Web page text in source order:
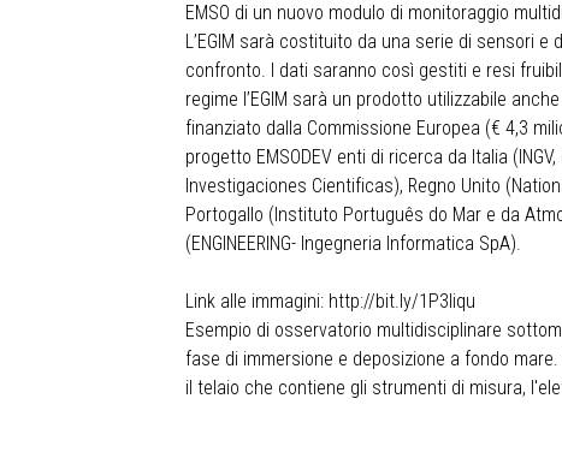
EMSO di un nuovo modulo di monitoraggio
L’EGIM sarà costituito da una serie di sensori
confronto. I dati saranno così gestiti e resi
regime l’EGIM sarà un prodotto utilizzabile
finanziato dalla Commissione Europea (€ 4,3
progetto EMSODEV enti di ricerca da Italia
Investigaciones Cientificas), Regno Unito
Portogallo (Instituto Português do Mar e da
(ENGINEERING- Ingegneria Informatica SpA).
Link alle immagini: http://bit.ly/1P3liqu
Esempio di osservatorio multidisciplinare
fase di immersione e deposizione a fondo
il telaio che contiene gli strumenti di misura,